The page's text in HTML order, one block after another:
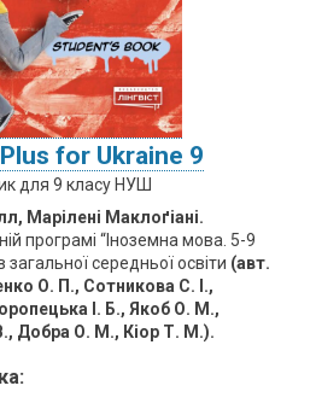
for Ukraine 9
для 9 класу НУШ
Марілені Маклоґіані.
програмі “Іноземна мова. 5-9
загальної середньої освіти (авт.
О. П., Сотникова С. І.,
І. Б., Якоб О. М.,
Добра О. М., Кіор Т. М.).